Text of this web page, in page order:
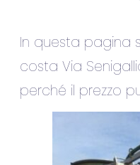
In questa pagina
costa Via
perché il prezzo